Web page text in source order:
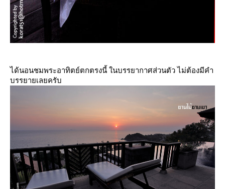
ได้นอนชมพระอาทิตย์ตกตรงนี้ ในบรรยากาศส่วนตัว ไม่ต้องมีคำ
บรรยายเลยครับ